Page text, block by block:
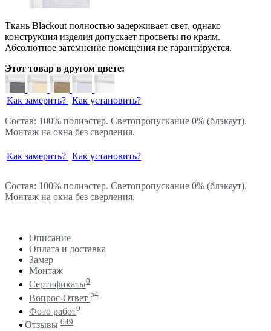
Ткань Blackout полностью задерживает свет, однако
конструкция изделия допускает просветы по краям.
Абсолютное затемнение помещения не гарантируется.
Этот товар в другом цвете:
Как замерить? Как установить?
Состав: 100% полиэстер. Светопропускание 0% (блэкаут).
Монтаж на окна без сверления.
Как замерить? Как установить?
Состав: 100% полиэстер. Светопропускание 0% (блэкаут).
Монтаж на окна без сверления.
Описание
Оплата и доставка
Замер
Монтаж
Сертификаты0
Вопрос-Ответ 54
Фото работ0
Отзывы 649